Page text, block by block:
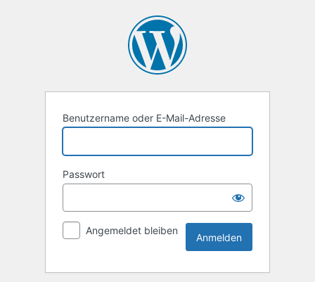
Benutzername oder E-Mail-Adresse
Passwort
Angemeldet bleiben